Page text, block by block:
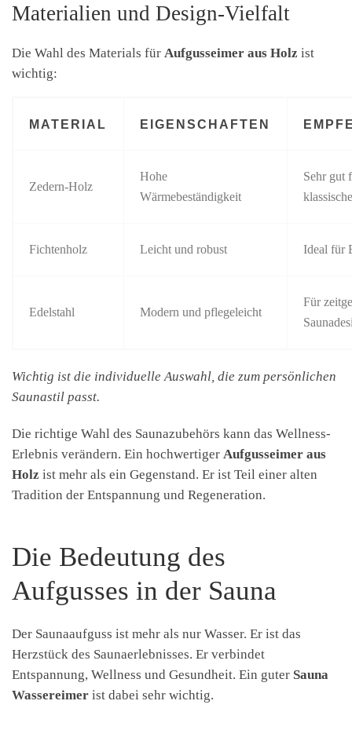
Materialien und Design-Vielfalt
Die Wahl des Materials für Aufgusseimer aus Holz ist
wichtig:
MATERIAL EIGENSCHAFTEN
Zedern-Holz
Hohe
Wärmebeständigkeit
Sehr gut
Fichtenholz Leicht und robust Ideal für
Edelstahl Modern und pflegeleicht
Für
Wichtig ist die individuelle Auswahl, die zum persönlichen
Saunastil passt.
Die richtige Wahl des Saunazubehörs kann das Wellness-
Erlebnis verändern. Ein hochwertiger Aufgusseimer aus
Holz ist mehr als ein Gegenstand. Er ist Teil einer alten
Tradition der Entspannung und Regeneration.
Die Bedeutung des
Aufgusses in der Sauna
Der Saunaaufguss ist mehr als nur Wasser. Er ist das
Herzstück des Saunaerlebnisses. Er verbindet
Entspannung, Wellness und Gesundheit. Ein guter Sauna
Wassereimer ist dabei sehr wichtig.